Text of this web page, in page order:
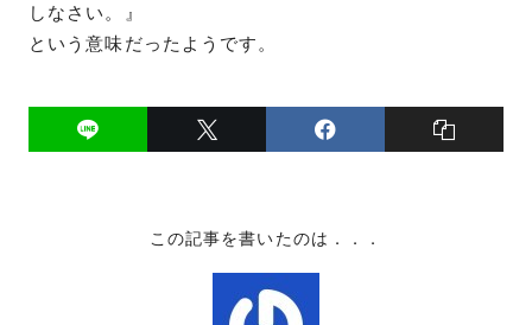
しなさい。』
という意味だったようです。
この記事を書いたのは．．．